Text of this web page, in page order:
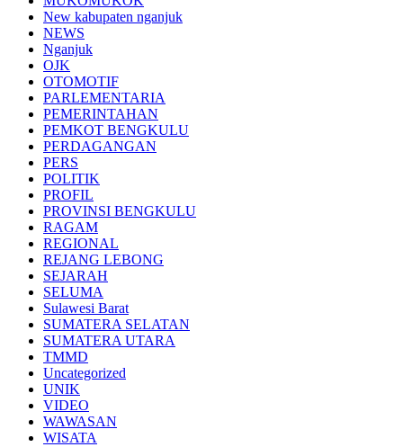
New kabupaten nganjuk
NEWS
Nganjuk
OJK
OTOMOTIF
PARLEMENTARIA
PEMERINTAHAN
PEMKOT BENGKULU
PERDAGANGAN
PERS
POLITIK
PROFIL
PROVINSI BENGKULU
RAGAM
REGIONAL
REJANG LEBONG
SEJARAH
SELUMA
Sulawesi Barat
SUMATERA SELATAN
SUMATERA UTARA
TMMD
Uncategorized
UNIK
VIDEO
WAWASAN
WISATA